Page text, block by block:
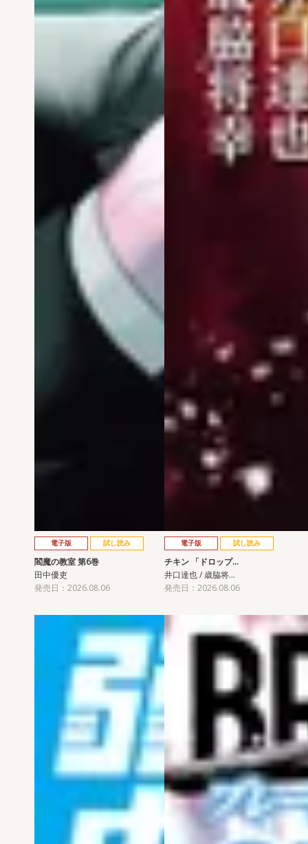
電子版 試し読み
閻魔の教室 第6巻
田中優吏
発売日：2026.08.06
電子版 試し読み
チキン 「ドロップ…
井口達也 / 歳脇将…
発売日：2026.08.06